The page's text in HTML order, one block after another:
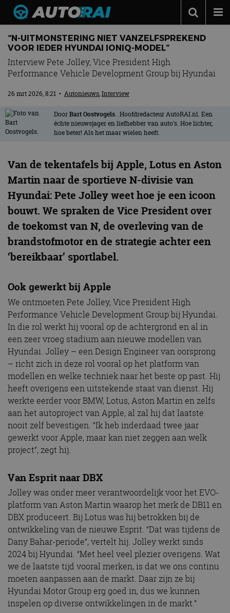
Autonieuws
Podcast
Autotests
Automerken
Adverteren
Contact
“N-UITMONSTERING NIET VANZELFSPREKEND
VOOR IEDER HYUNDAI IONIQ-MODEL”
Interview Pete Jolley, Vice President High
Performance Vehicle Development Group bij Hyundai
26 mrt 2026, 8:21 • Autonieuws,Interview
DoorBart Oostvogels . Hoofdredacteur AutoRAI.nl. Een
échte nieuwsjager en liefhebber van auto’s. Hoe lichter,
hoe beter! Als het maar wielen heeft.
Van de tekentafels bij Apple, Lotus en Aston
Martin naar de sportieve N-divisie van
Hyundai: Pete Jolley weet hoe je een icoon
bouwt. We spraken de Vice President over
de toekomst van N, de overleving van de
brandstofmotor en de strategie achter een
‘bereikbaar’ sportlabel.
Ook gewerkt bij Apple
We ontmoeten Pete Jolley, Vice President High
Performance Vehicle Development Group bij Hyundai.
In die rol werkt hij vooral op de achtergrond en al in
een zeer vroeg stadium aan nieuwe modellen van
Hyundai. Jolley – een Design Engineer van oorsprong
– richt zich in deze rol vooral op het platform van
modellen en welke techniek naar het beste op past. Hij
heeft overigens een uitstekende staat van dienst. Hij
werkte eerder voor BMW, Lotus, Aston Martin en zelfs
aan het autoproject van Apple, al zal hij dat laatste
nooit zelf bevestigen. “Ik heb inderdaad twee jaar
gewerkt voor Apple, maar kan niet zeggen aan welk
project”, zegt hij.
Van Esprit naar DBX
Jolley was onder meer verantwoordelijk voor het EVO-
platform van Aston Martin waarop het merk de DB11 en
DBX produceert. Bij Lotus was hij betrokken bij de
ontwikkeling van de nieuwe Esprit. “Dat was tijdens de
Dany Bahar-periode”, vertelt hij. Jolley werkt sinds
2024 bij Hyundai. “Met heel veel plezier overigens. Wat
we de laatste tijd vooral merken, is dat we ons continu
moeten aanpassen aan de markt. Daar zijn ze bij
Hyundai Motor Group erg goed in, dus we kunnen
inspelen op diverse ontwikkelingen in de markt.”